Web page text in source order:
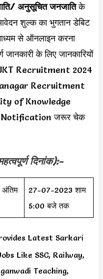
अनुसूचित जनजातिके
शुल्क का भुगतान डेबिट
से ऑनलाइन करना
के लिए जानकारियों
Recruitment 2024
Recruitment
of Knowledge
Notification जरूर चेक
दिनांक):-
27-07-2023 शाम
5:00 बजे तक
Latest Sarkari
Like SSC, Railway,
Teaching,